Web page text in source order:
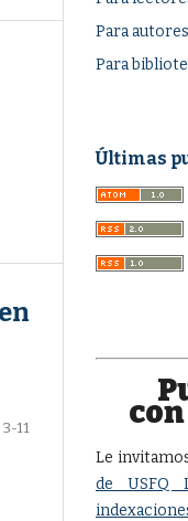
3-11
Para
Para
Últimas
Le
de USFQ